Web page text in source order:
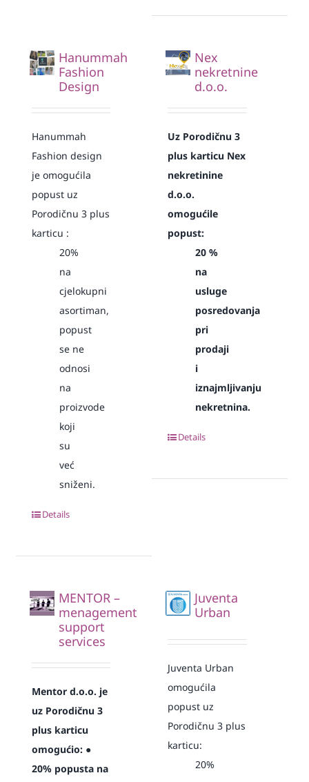
Hanummah
Fashion
Design
Hanummah
Fashion design
je omogućila
popust uz
Porodičnu 3 plus
karticu :
20%
na
cjelokupni
asortiman,
popust
se ne
odnosi
na
proizvode
koji
su
već
sniženi.
Details
Nex
nekretnine
d.o.o.
Uz Porodičnu 3
plus karticu Nex
nekretinine
d.o.o.
omogućile
popust:
20 %
na
usluge
posredovanja
pri
prodaji
i
iznajmljivanju
nekretnina.
Details
MENTOR –
menagement
support
services
Mentor d.o.o. je
uz Porodičnu 3
plus karticu
omogućio: ●
20% popusta na
Juventa
Urban
Juventa Urban
omogućila
popust uz
Porodičnu 3 plus
karticu:
20%